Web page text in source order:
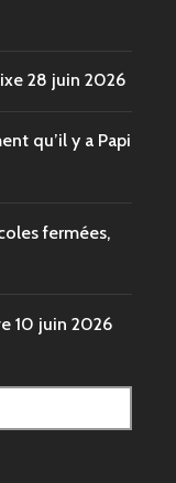
28 juin 2026
qu’il y a Papi
fermées,
10 juin 2026